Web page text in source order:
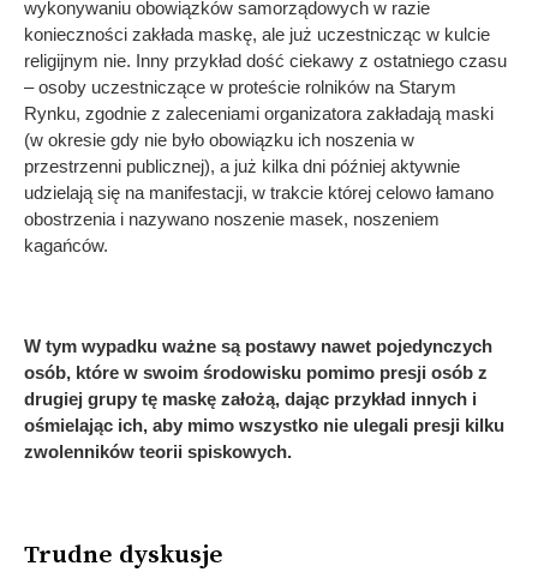
wykonywaniu obowiązków samorządowych w razie
konieczności zakłada maskę, ale już uczestnicząc w kulcie
religijnym nie. Inny przykład dość ciekawy z ostatniego czasu
– osoby uczestniczące w proteście rolników na Starym
Rynku, zgodnie z zaleceniami organizatora zakładają maski
(w okresie gdy nie było obowiązku ich noszenia w
przestrzenni publicznej), a już kilka dni później aktywnie
udzielają się na manifestacji, w trakcie której celowo łamano
obostrzenia i nazywano noszenie masek, noszeniem
kagańców.
W tym wypadku ważne są postawy nawet pojedynczych
osób, które w swoim środowisku pomimo presji osób z
drugiej grupy tę maskę założą, dając przykład innych i
ośmielając ich, aby mimo wszystko nie ulegali presji kilku
zwolenników teorii spiskowych.
Trudne dyskusje